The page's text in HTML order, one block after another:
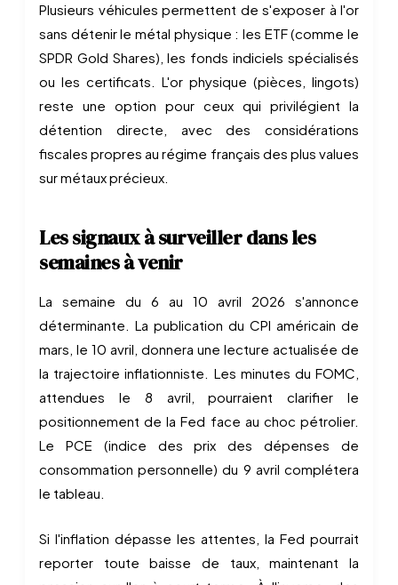
Plusieurs véhicules permettent de s'exposer à l'or
sans détenir le métal physique : les ETF (comme le
SPDR Gold Shares), les fonds indiciels spécialisés
ou les certificats. L'or physique (pièces, lingots)
reste une option pour ceux qui privilégient la
détention directe, avec des considérations
fiscales propres au régime français des plus values
sur métaux précieux.
Les signaux à surveiller dans les
semaines à venir
La semaine du 6 au 10 avril 2026 s'annonce
déterminante. La publication du CPI américain de
mars, le 10 avril, donnera une lecture actualisée de
la trajectoire inflationniste. Les minutes du FOMC,
attendues le 8 avril, pourraient clarifier le
positionnement de la Fed face au choc pétrolier.
Le PCE (indice des prix des dépenses de
consommation personnelle) du 9 avril complétera
le tableau.
Si l'inflation dépasse les attentes, la Fed pourrait
reporter toute baisse de taux, maintenant la